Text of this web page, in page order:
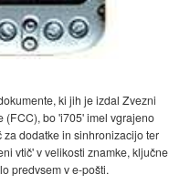
ki jih je izdal Zvezni
(FCC), bo 'i705' imel vgrajeno
dodatke in sinhronizacijo ter
vtič' v velikosti znamke, ključne
predvsem v e-pošti.